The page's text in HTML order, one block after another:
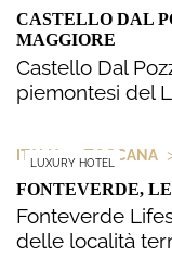
CASTELLO DAL
MAGGIORE
Castello Dal
piemontesi del
LUXURY HOTEL
ITALIA > TOSCANA
FONTEVERDE,
Fonteverde
delle località